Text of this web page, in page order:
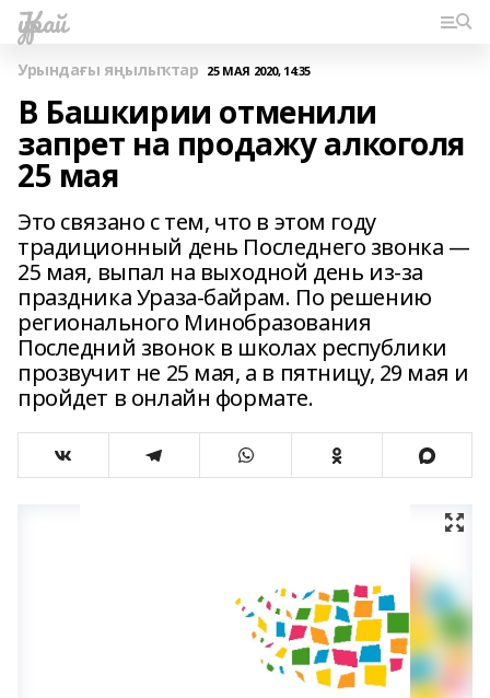
Ҡурай
Урындағы яңылыҡтар 25 МАЯ 2020, 14:35
В Башкирии отменили
запрет на продажу алкоголя
25 мая
Это связано с тем, что в этом году
традиционный день Последнего звонка —
25 мая, выпал на выходной день из-за
праздника Ураза-байрам. По решению
регионального Минобразования
Последний звонок в школах республики
прозвучит не 25 мая, а в пятницу, 29 мая и
пройдет в онлайн формате.